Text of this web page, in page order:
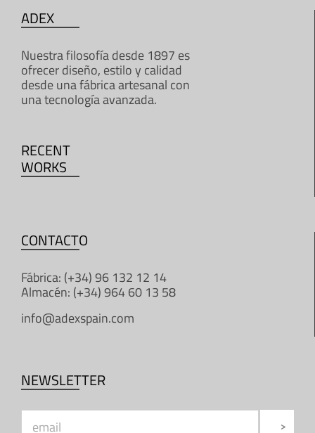
ADEX
Nuestra filosofía desde 1897 es
ofrecer diseño, estilo y calidad
desde una fábrica artesanal con
una tecnología avanzada.
RECENT
WORKS
CONTACTO
Fábrica: (+34) 96 132 12 14
Almacén: (+34) 964 60 13 58
info@adexspain.com
NEWSLETTER